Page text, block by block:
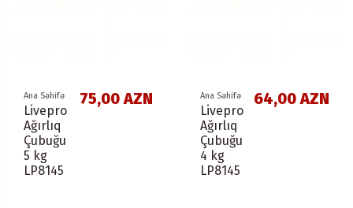
Ana Səhifə
Livepro
Ağırlıq
Çubuğu
5 kg
LP8145
75,00 AZN Ana Səhifə
Livepro
Ağırlıq
Çubuğu
4 kg
LP8145
64,00 AZN